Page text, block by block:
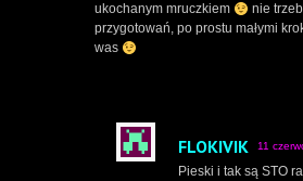
ukochanym mruczkiem
nie
przygotowań, po prostu małymi
was
FLOKIVIK 11
Pieski i tak są STO